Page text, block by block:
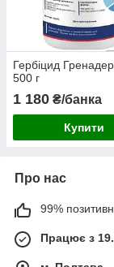
Гербіцид
500 г
1 180 ₴/банка
Купити
Про нас
99%
Працює з